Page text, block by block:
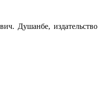
Душанбе, издательство